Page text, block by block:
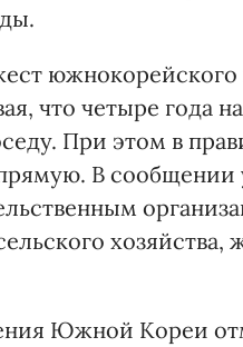
южнокорейского
что четыре года
При этом в
В сообщении
хозяйства,
Южной Кореи